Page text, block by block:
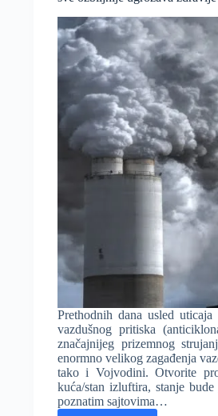
u
portalima?
Prethodnih dana usled
vazdušnog pritiska
značajnijeg prizemnog
enormno velikog zagađenja
tako i Vojvodini. Otvorite
kuća/stan izluftira, stanje
poznatim sajtovima…